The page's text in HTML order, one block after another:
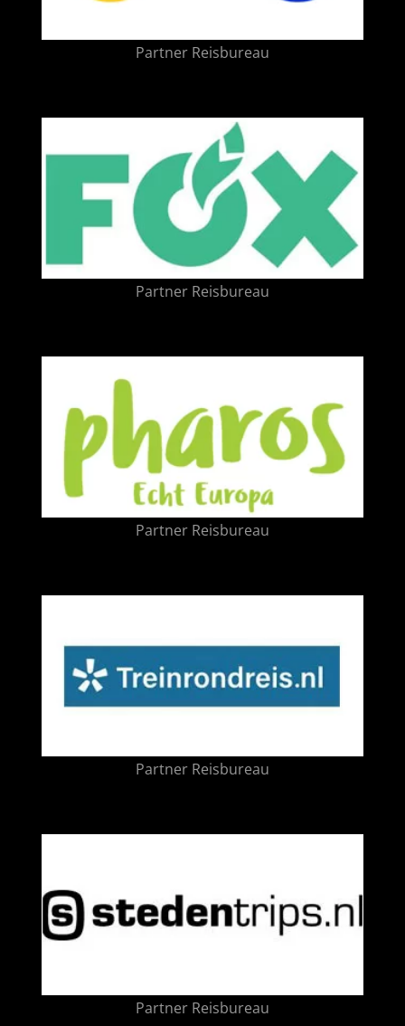
Partner Reisbureau
Partner Reisbureau
Partner Reisbureau
Partner Reisbureau
Partner Reisbureau